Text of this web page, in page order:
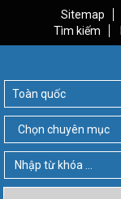
Sitemap
Tìm kiếm